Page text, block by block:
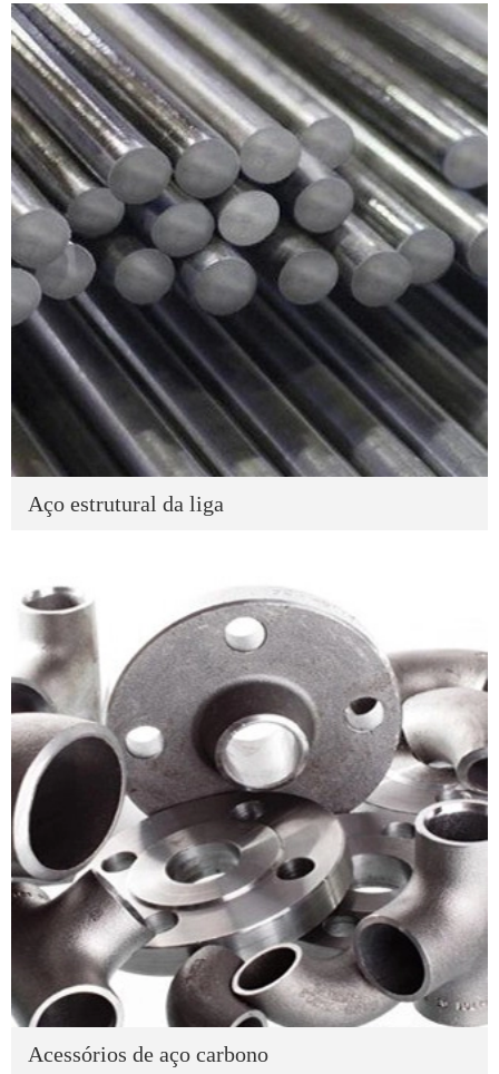
Aço estrutural da liga
Acessórios de aço carbono